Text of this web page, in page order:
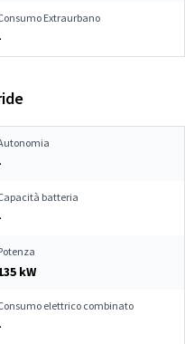
Extraurbano
batteria
kW
elettrico combinato